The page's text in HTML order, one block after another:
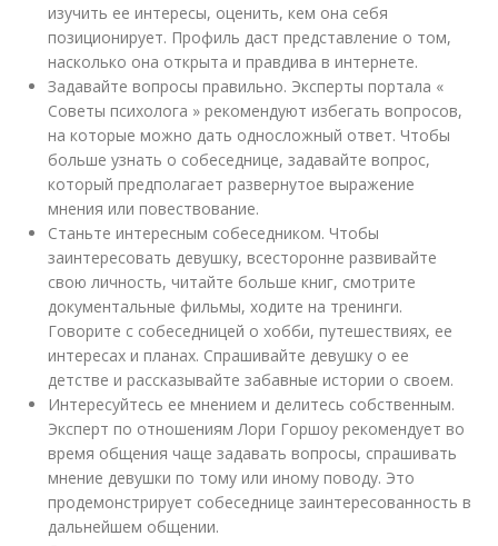
изучить ее интересы, оценить, кем она себя
позиционирует. Профиль даст представление о том,
насколько она открыта и правдива в интернете.
Задавайте вопросы правильно. Эксперты портала «
Советы психолога » рекомендуют избегать вопросов,
на которые можно дать односложный ответ. Чтобы
больше узнать о собеседнице, задавайте вопрос,
который предполагает развернутое выражение
мнения или повествование.
Станьте интересным собеседником. Чтобы
заинтересовать девушку, всесторонне развивайте
свою личность, читайте больше книг, смотрите
документальные фильмы, ходите на тренинги.
Говорите с собеседницей о хобби, путешествиях, ее
интересах и планах. Спрашивайте девушку о ее
детстве и рассказывайте забавные истории о своем.
Интересуйтесь ее мнением и делитесь собственным.
Эксперт по отношениям Лори Горшоу рекомендует во
время общения чаще задавать вопросы, спрашивать
мнение девушки по тому или иному поводу. Это
продемонстрирует собеседнице заинтересованность в
дальнейшем общении.